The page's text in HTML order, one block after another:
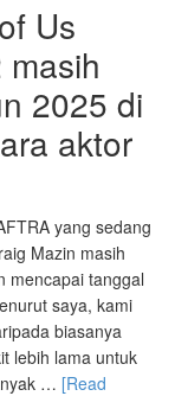
Us
2025 di
aktor
yang sedang
Mazin masih
mencapai tanggal
saya, kami
biasanya
lebih lama untuk
… [Read